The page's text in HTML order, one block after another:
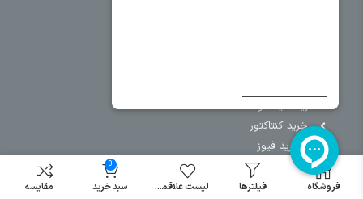
خرید کلید اتومات
خرید کنتاکتور
خرید فیوز
مینیاتوری
خرید میکرو
فروشگاه فیلترها لیست علاقمندی
0
سبد خرید مقایسه